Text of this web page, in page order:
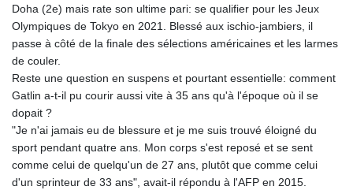
MOP 8.06706
MRU 40.039976
MUR 46.940072
MWK
1731.395716
MYR 4.088602
MZN 63.909793
NAD 16.381249
NGN
Doha (2e) mais rate son ultime pari: se qualifier pour les Jeux
Olympiques de Tokyo en 2021. Blessé aux ischio-jambiers, il
passe à côté de la finale des sélections américaines et les larmes
de couler.
Reste une question en suspens et pourtant essentielle: comment
Gatlin a-t-il pu courir aussi vite à 35 ans qu'à l'époque où il se
dopait ?
"Je n'ai jamais eu de blessure et je me suis trouvé éloigné du
sport pendant quatre ans. Mon corps s'est reposé et se sent
comme celui de quelqu'un de 27 ans, plutôt que comme celui
d'un sprinteur de 33 ans", avait-il répondu à l'AFP en 2015.